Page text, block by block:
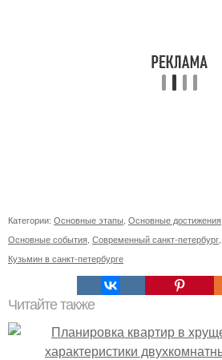
Категории: Основные этапы Основные достижения
Основные события Современный санкт-петербург
Кузьмин в санкт-петербурге
Читайте также